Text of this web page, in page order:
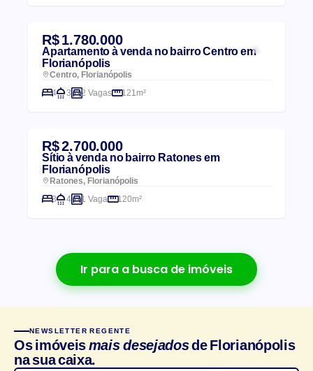
R$ 1.780.000
Apartamento à venda no bairro Centro em
Florianópolis
Centro, Florianópolis
4
3 2 Vagas 121m²
R$ 2.700.000
Sítio à venda no bairro Ratones em
Florianópolis
Ratones, Florianópolis
3
4 1 Vaga 120m²
Ir para a busca de imóveis
NEWSLETTER REGENTE
Os imóveismais desejadosde Florianópolis
na sua caixa.